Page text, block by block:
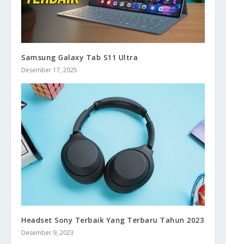
Samsung Galaxy Tab S11 Ultra
Desember 17, 2025
Headset Sony Terbaik Yang Terbaru Tahun 2023
Desember 9, 2023